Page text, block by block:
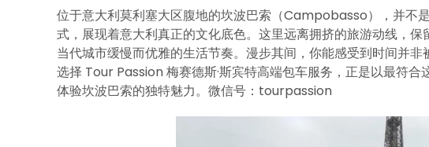
位于意大利莫利塞大区腹地的坎波巴索（Campobasso），并不
式，展现着意大利真正的文化底色。这里远离拥挤的旅游动线，
当代城市缓慢而优雅的生活节奏。漫步其间，你能感受到时间并
选择 Tour Passion 梅赛德斯·斯宾特高端包车服务，正是以最符
体验坎波巴索的独特魅力。微信号：tourpassion